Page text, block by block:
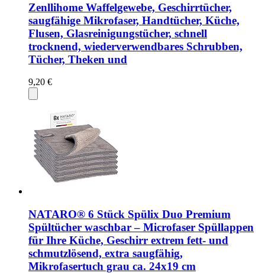
Zenllihome Waffelgewebe, Geschirrtücher,
saugfähige Mikrofaser, Handtücher, Küche,
Flusen, Glasreinigungstücher, schnell
trocknend, wiederverwendbares Schrubben,
Tücher, Theken und
9,20 €
NATARO® 6 Stück Spülix Duo Premium
Spültücher waschbar – Microfaser Spüllappen
für Ihre Küche, Geschirr extrem fett- und
schmutzlösend, extra saugfähig,
Mikrofasertuch grau ca. 24x19 cm